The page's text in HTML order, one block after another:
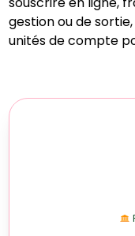
gestion ou de
unités de compte